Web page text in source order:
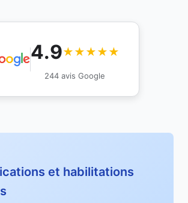
4.9★★★★★
244 avis Google
et habilitations